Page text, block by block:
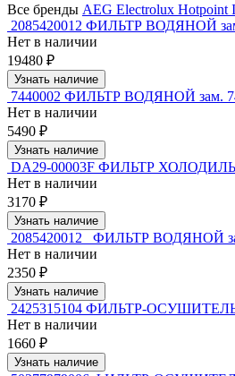
Все бренды AEG Electrolux Hotpoint
2085420012 ФИЛЬТР ВОДЯНОЙ
Нет в наличии
19480 ₽
Узнать наличие
7440002 ФИЛЬТР ВОДЯНОЙ зам.
Нет в наличии
5490 ₽
Узнать наличие
DA29-00003F ФИЛЬТР
Нет в наличии
3170 ₽
Узнать наличие
2085420012_ ФИЛЬТР ВОДЯНОЙ
Нет в наличии
2350 ₽
Узнать наличие
2425315104 ФИЛЬТР-
Нет в наличии
1660 ₽
Узнать наличие